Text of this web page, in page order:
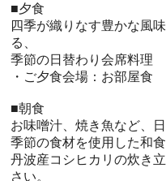
■夕食
四季が織りなす豊かな風
る、
季節の日替わり会席料理
・ご夕食会場：お部屋食
■朝食
お味噌汁、焼き魚など、
季節の食材を使用した和
丹波産コシヒカリの炊き
さい。